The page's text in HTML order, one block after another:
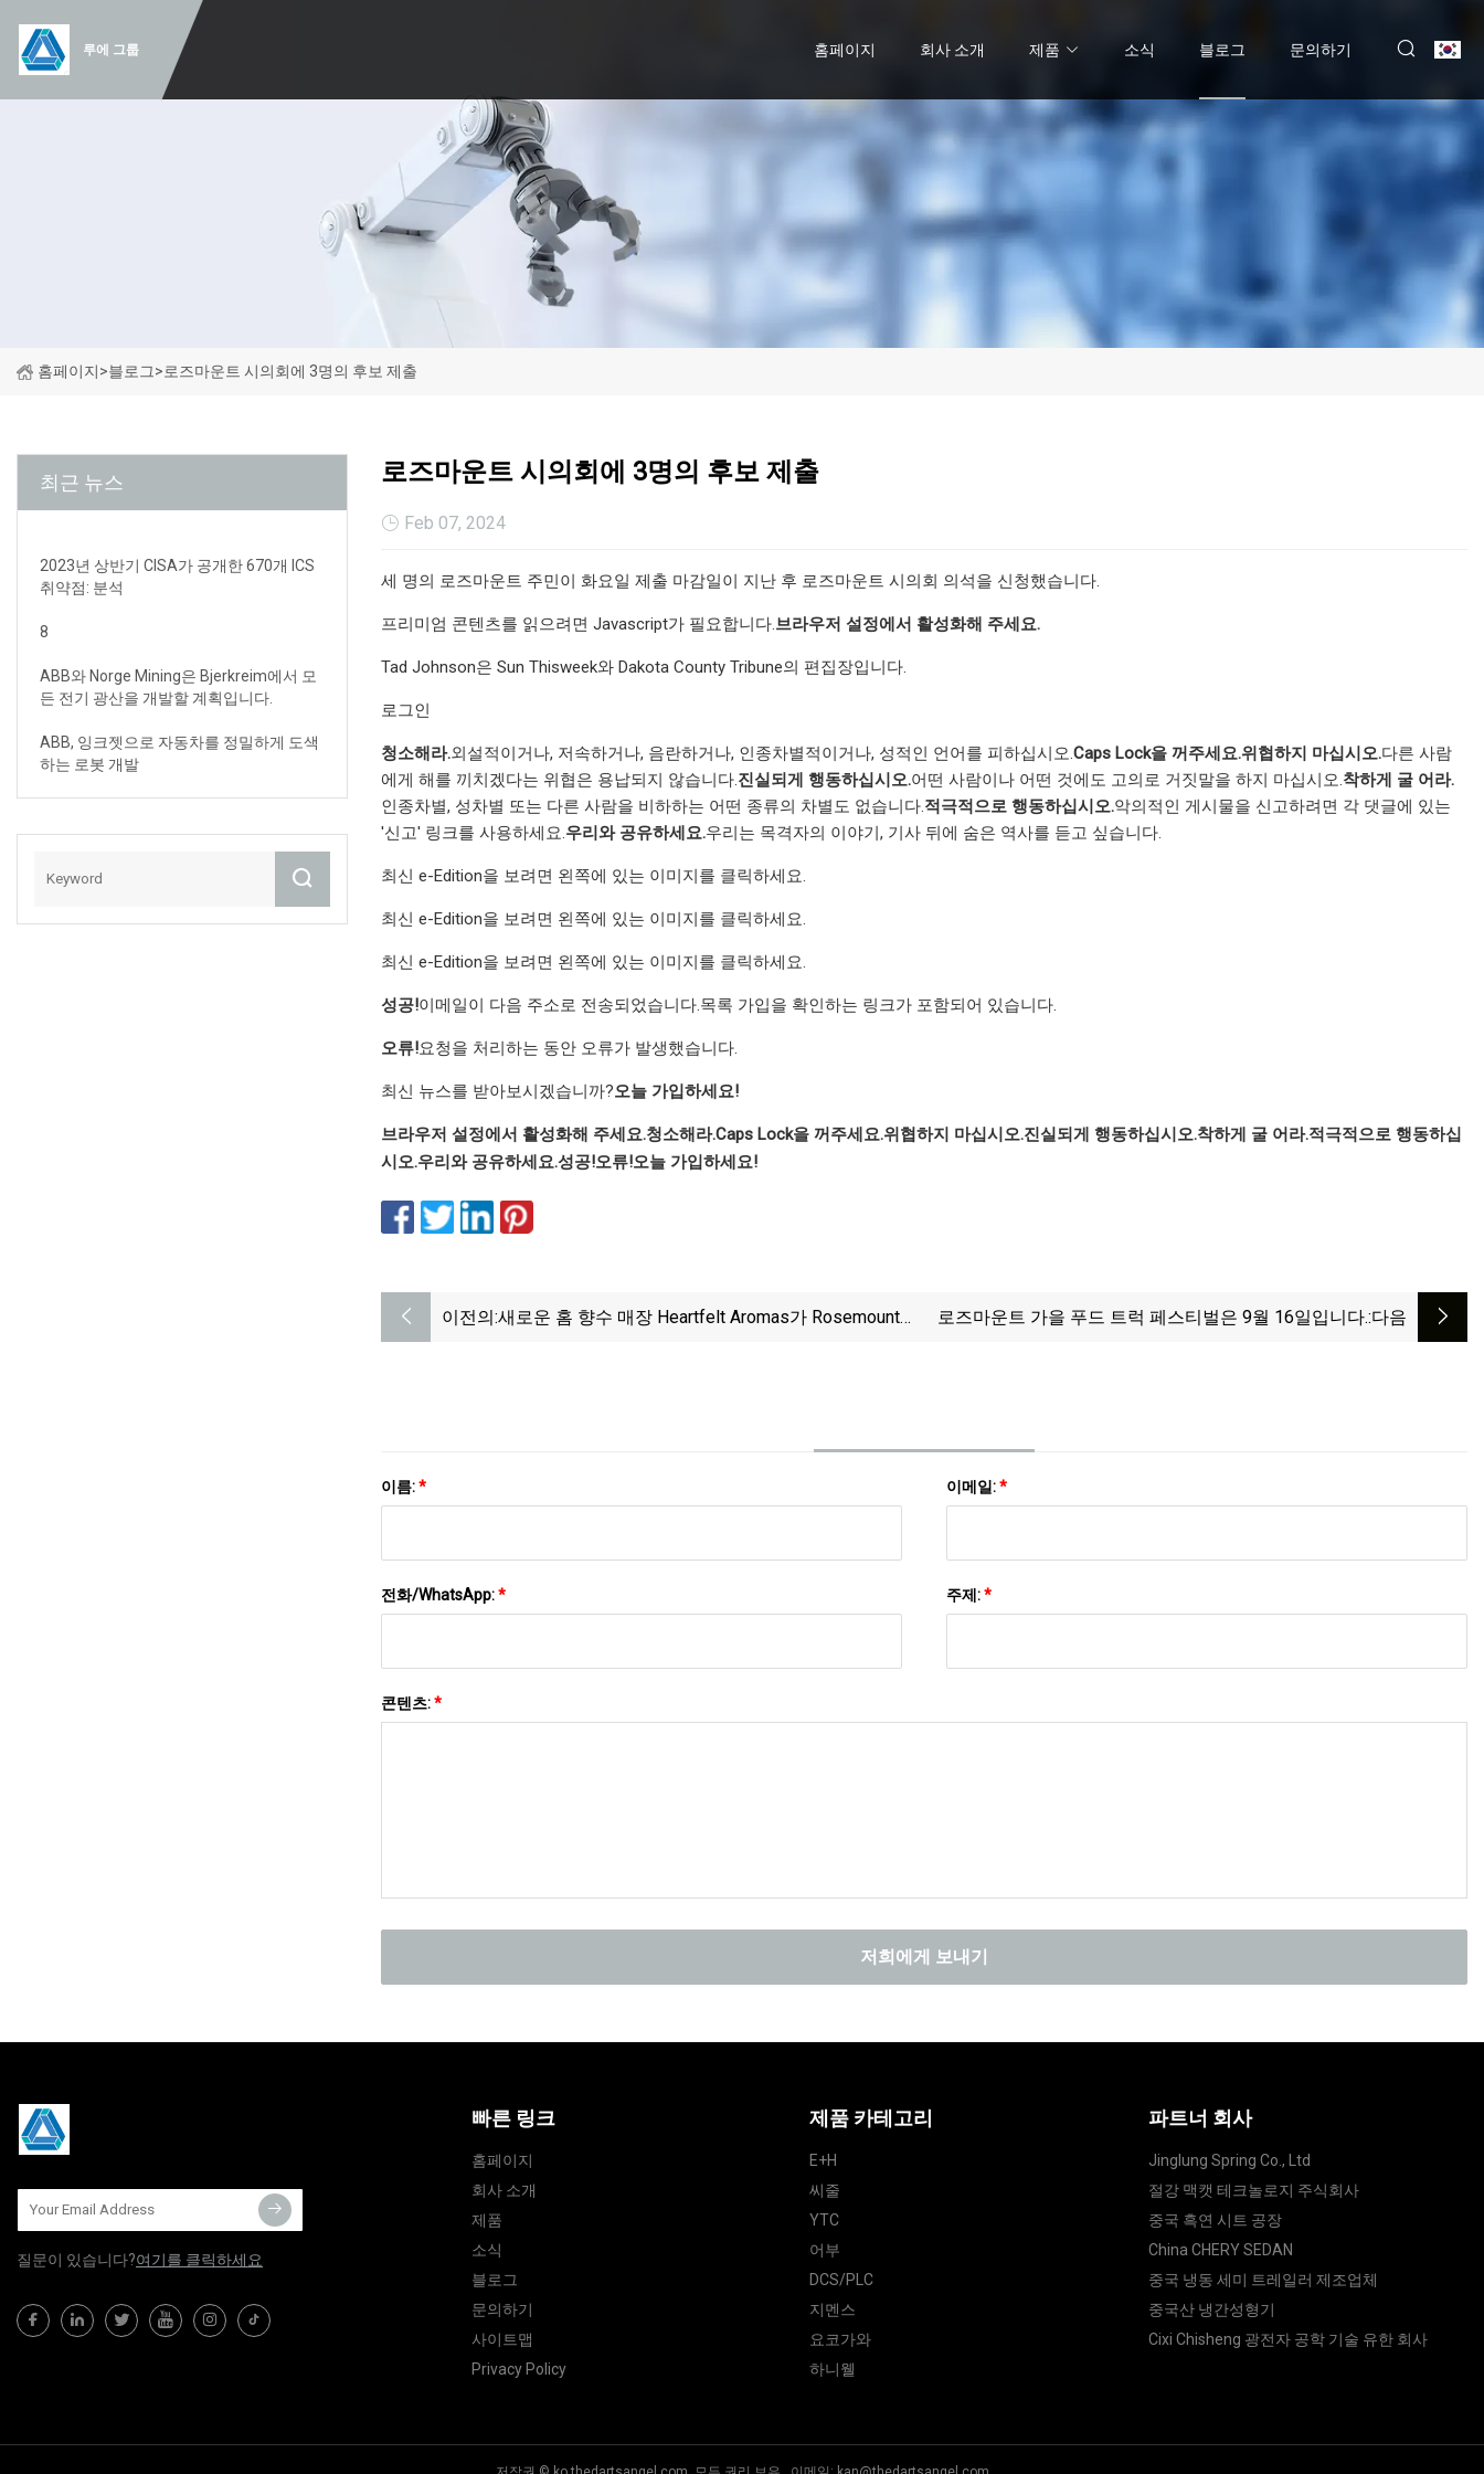
루에 그룹 홈페이지 회사 소개 제품 소식 블로그 문의하기
홈페이지>블로그>로즈마운트 시의회에 3명의 후보 제출
최근 뉴스
2023년 상반기 CISA가 공개한 670개 ICS
취약점: 분석
8
ABB와 Norge Mining은 Bjerkreim에서 모
든 전기 광산을 개발할 계획입니다.
ABB, 잉크젯으로 자동차를 정밀하게 도색
하는 로봇 개발
로즈마운트 시의회에 3명의 후보 제출
Feb 07, 2024
세 명의 로즈마운트 주민이 화요일 제출 마감일이 지난 후 로즈마운트 시의회 의석을 신청했습니다.
프리미엄 콘텐츠를 읽으려면 Javascript가 필요합니다. 브라우저 설정에서 활성화해 주세요.
Tad Johnson은 Sun Thisweek와 Dakota County Tribune의 편집장입니다.
로그인
청소해라.외설적이거나, 저속하거나, 음란하거나, 인종차별적이거나, 성적인 언어를 피하십시오. Caps Lock을 꺼주세요.위협하지 마십시오.다른 사람
에게 해를 끼치겠다는 위협은 용납되지 않습니다. 진실되게 행동하십시오.어떤 사람이나 어떤 것에도 고의로 거짓말을 하지 마십시오. 착하게 굴 어라.
인종차별, 성차별 또는 다른 사람을 비하하는 어떤 종류의 차별도 없습니다. 적극적으로 행동하십시오.악의적인 게시물을 신고하려면 각 댓글에 있는
'신고' 링크를 사용하세요. 우리와 공유하세요.우리는 목격자의 이야기, 기사 뒤에 숨은 역사를 듣고 싶습니다.
최신 e-Edition을 보려면 왼쪽에 있는 이미지를 클릭하세요.
최신 e-Edition을 보려면 왼쪽에 있는 이미지를 클릭하세요.
최신 e-Edition을 보려면 왼쪽에 있는 이미지를 클릭하세요.
성공!이메일이 다음 주소로 전송되었습니다. 목록 가입을 확인하는 링크가 포함되어 있습니다.
오류!요청을 처리하는 동안 오류가 발생했습니다.
최신 뉴스를 받아보시겠습니까?오늘 가입하세요!
브라우저 설정에서 활성화해 주세요.청소해라.Caps Lock을 꺼주세요.위협하지 마십시오.진실되게 행동하십시오.착하게 굴 어라.적극적으로 행동하십
시오.우리와 공유하세요.성공!오류!오늘 가입하세요!
이전의:새로운 홈 향수 매장 Heartfelt Aromas가 Rosemount에
로즈마운트 가을 푸드 트럭 페스티벌은 9월 16일입니다.:다음
이름:* 이메일:*
전화/WhatsApp:* 주제:*
콘텐츠:*
저희에게 보내기
질문이 있습니다?여기를 클릭하세요
빠른 링크
홈페이지
회사 소개
제품
소식
블로그
문의하기
사이트맵
Privacy Policy
제품 카테고리
E+H
씨줄
YTC
어부
DCS/PLC
지멘스
요코가와
하니웰
파트너 회사
Jinglung Spring Co., Ltd
절강 맥캣 테크놀로지 주식회사
중국 흑연 시트 공장
China CHERY SEDAN
중국 냉동 세미 트레일러 제조업체
중국산 냉간성형기
Cixi Chisheng 광전자 공학 기술 유한 회사